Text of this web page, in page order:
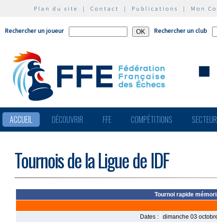
Plan du site | Contact | Publications | Mon
Rechercher un joueur Rechercher un club
ACCUEIL DÉCOUVRIR FFE COMPÉTITIONS
Tournois de la Ligue de IDF
Tournoi rapide
Dates :
dimanche 03